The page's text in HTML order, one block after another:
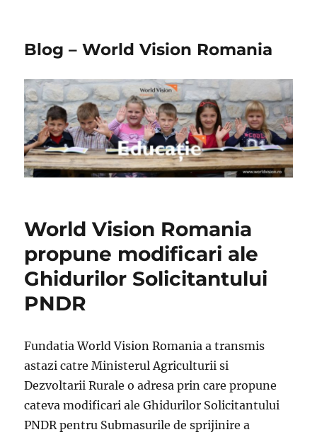
Blog – World Vision Romania
World Vision Romania
propune modificari ale
Ghidurilor Solicitantului
PNDR
Fundatia World Vision Romania a transmis
astazi catre Ministerul Agriculturii si
Dezvoltarii Rurale o adresa prin care propune
cateva modificari ale Ghidurilor Solicitantului
PNDR pentru Submasurile de sprijinire a